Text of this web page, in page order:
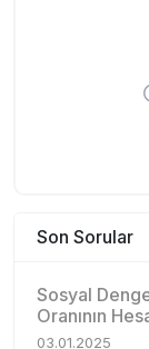
Son Sorular
Sosyal
Oranının
03.01.2025